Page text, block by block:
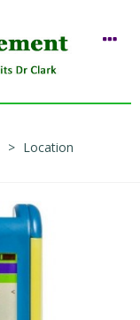
> Location